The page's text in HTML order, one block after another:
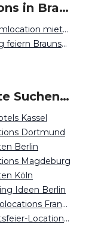
Locations in Braunschweig mieten
Foto- & Filmlocation mieten Braunschweig
Geburtstag feiern Braunschweig
Beliebte Suchen auf Event Inc
Kassel
Dortmund
Berlin
Magdeburg
Köln
Ideen Berlin
Film & Fotolocations Frankfurt
Weihnachtsfeier-Locations Bielefeld